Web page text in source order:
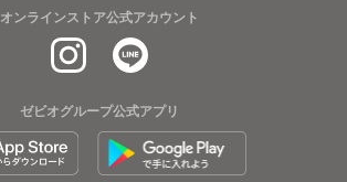
オンラインストア公式アカウント
ゼビオグループ公式アプリ